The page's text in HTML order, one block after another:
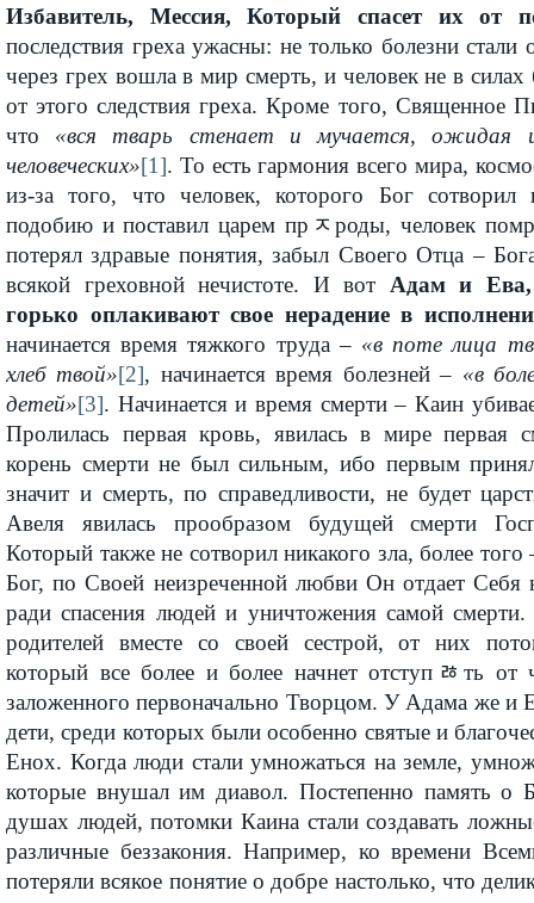
Избавитель, Мессия, Который спасет их от
последствия греха ужасны: не только болезни стали
через грех вошла в мир смерть, и человек не в силах
от этого следствия греха. Кроме того, Священное
что «вся тварь стенает и мучается, ожидая
человеческих»[1]. То есть гармония всего мира,
из-за того, что человек, которого Бог
подобию и поставил царем прﾸроды, человек
потерял здравые понятия, забыл Своего Отца –
всякой греховной нечистоте. И вот Адам и Ева,
горько оплакивают свое нерадение в
начинается время тяжкого труда – «в поте лица
хлеб твой»[2], начинается время болезней – «в
детей»[3]. Начинается и время смерти – Каин
Пролилась первая кровь, явилась в мире первая
корень смерти не был сильным, ибо первым
значит и смерть, по справедливости, не будет
Авеля явилась прообразом будущей смерти
Который также не сотворил никакого зла, более
Бог, по Своей неизреченной любви Он отдает Себя
ради спасения людей и уничтожения самой
родителей вместе со своей сестрой, от них
который все более и более начнет отступﾰть от
заложенного первоначально Творцом. У Адама же и
дети, среди которых были особенно святые и
Енох. Когда люди стали умножаться на земле,
которые внушал им диавол. Постепенно память о
душах людей, потомки Каина стали создавать
различные беззакония. Например, ко времени
потеряли всякое понятие о добре настолько, что